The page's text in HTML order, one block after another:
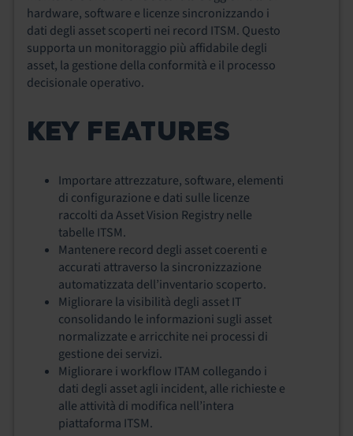
hardware, software e licenze sincronizzando i
dati degli asset scoperti nei record ITSM. Questo
supporta un monitoraggio più affidabile degli
asset, la gestione della conformità e il processo
decisionale operativo.
KEY FEATURES
Importare attrezzature, software, elementi
di configurazione e dati sulle licenze
raccolti da Asset Vision Registry nelle
tabelle ITSM.
Mantenere record degli asset coerenti e
accurati attraverso la sincronizzazione
automatizzata dell’inventario scoperto.
Migliorare la visibilità degli asset IT
consolidando le informazioni sugli asset
normalizzate e arricchite nei processi di
gestione dei servizi.
Migliorare i workflow ITAM collegando i
dati degli asset agli incident, alle richieste e
alle attività di modifica nell’intera
piattaforma ITSM.